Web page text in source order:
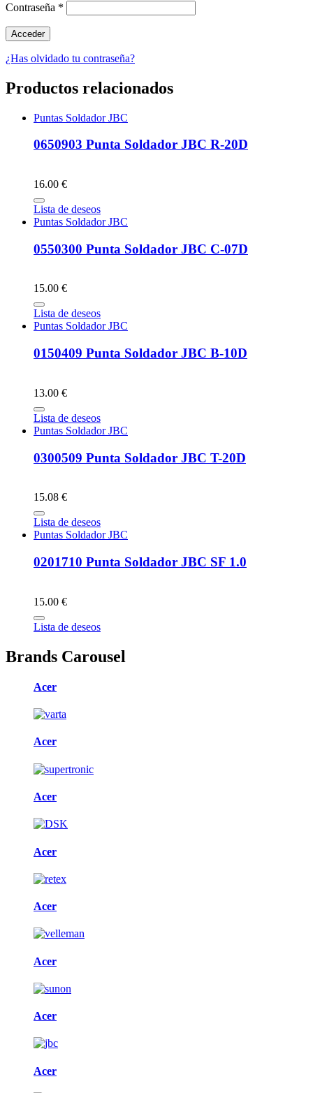
Contraseña *
¿Has olvidado tu contraseña?
Productos relacionados
Puntas Soldador JBC
0650903 Punta Soldador JBC R-20D
16.00 €
Lista de deseos
Puntas Soldador JBC
0550300 Punta Soldador JBC C-07D
15.00 €
Lista de deseos
Puntas Soldador JBC
0150409 Punta Soldador JBC B-10D
13.00 €
Lista de deseos
Puntas Soldador JBC
0300509 Punta Soldador JBC T-20D
15.08 €
Lista de deseos
Puntas Soldador JBC
0201710 Punta Soldador JBC SF 1.0
15.00 €
Lista de deseos
Brands Carousel
Acer
Acer
Acer
Acer
Acer
Acer
Acer
Acer